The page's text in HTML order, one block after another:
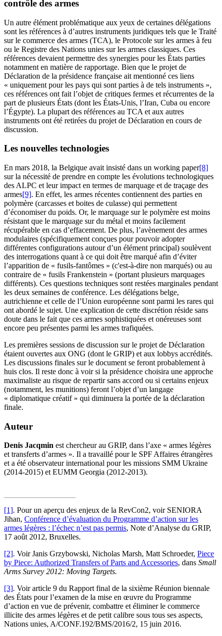
contrôle des armes
Un autre élément problématique aux yeux de certaines délégations
sont les références à d’autres instruments juridiques tels que le Traité
sur le commerce des armes (TCA), le Protocole sur les armes à feu
ou le Registre des Nations unies sur les armes classiques. Ces
références devaient permettre des synergies pour les États parties
notamment en matière de rapportage. Bien que le projet de
Déclaration de la présidence française ait mentionné ces liens
« uniquement pour les pays qui sont parties à de tels instruments »,
ces références ont fait l’objet de critiques fermes et récurrentes de la
part de plusieurs États (dont les États-Unis, l’Iran, Cuba ou encore
l’Égypte). La plupart des références au TCA et aux autres
instruments ont été retirées du projet de Déclaration en cours de
discussion.
Les nouvelles technologies
En mars 2018, la Belgique avait insisté dans un working paper[8]
sur la nécessité de prendre en compte les évolutions technologiques
des ALPC et leur impact en termes de marquage et de traçage des
armes[9]. En effet, les armes récentes contiennent des parties en
polymère (carcasses et boites de culasse) qui permettent
d’économiser du poids. Or, le marquage sur le polymère est moins
résistant que le marquage sur du métal et moins facilement
récupérable en cas d’effacement. De plus, l’avènement des armes
modulaires (spécifiquement conçues pour pouvoir adopter
différentes configurations autour d’un élément principal) soulèvent
des interrogations quant à ce qui doit être marqué afin d’éviter
l’apparition de « fusils-fantômes » (c'est-à-dire non marqués) ou au
contraire de « fusils Frankenstein » (portant plusieurs marquages
différents). Ces questions techniques sont restées marginales pendant
les deux semaines de conférence. Les délégations belge,
autrichienne et celle de l’Union européenne sont parmi les rares qui
ont abordé le sujet. Une explication de cette discrétion réside sans
doute dans le fait que ces armes sophistiquées et onéreuses sont
encore peu présentes parmi les armes trafiquées.
Les premières sessions de discussion sur le projet de Déclaration
étaient ouvertes aux ONG (dont le GRIP) et aux lobbys accrédités.
Les discussions finales sur le document se feront probablement à
huis clos. Il reste donc à voir si la présidence choisira une approche
maximaliste au risque de repartir sans accord ou si certains enjeux
(notamment, les munitions) feront l’objet d’un langage
« diplomatique créatif » qui diminuera la portée de la déclaration
finale.
Auteur
Denis Jacqmin est chercheur au GRIP, dans l’axe « armes légères
et transferts d’armes ». Il a travaillé pour le SPF Affaires étrangères
et a été observateur international pour les missions SMM Ukraine
(2014‑2015) et EUMM Georgia (2012-2013).
[1]. Pour un aperçu des enjeux de la RevCon2, voir SENIORA
Jihan, Conférence d’évaluation du Programme d’action sur les
armes légères : l’échec n’est pas permis, Note d’Analyse du GRIP,
17 août 2012, Bruxelles.
[2]. Voir Janis Grzybowski, Nicholas Marsh, Matt Schroeder, Piece
by Piece: Authorized Transfers of Parts and Accessories, dans Small
Arms Survey 2012: Moving Targets.
[3]. Voir article 9 du Rapport final de la sixième Réunion biennale
des États pour l’examen de la mise en œuvre du Programme
d’action en vue de prévenir, combattre et éliminer le commerce
illicite des armes légères et de petit calibre sous tous ses aspects,
Nations unies, A/CONF.192/BMS/2016/2, 15 juin 2016.